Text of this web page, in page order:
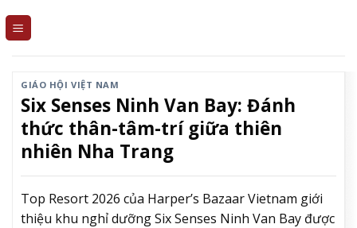
GIÁO HỘI VIỆT NAM
Six Senses Ninh Van Bay: Đánh
thức thân-tâm-trí giữa thiên
nhiên Nha Trang
Top Resort 2026 của Harper’s Bazaar Vietnam giới
thiệu khu nghỉ dưỡng Six Senses Ninh Van Bay được